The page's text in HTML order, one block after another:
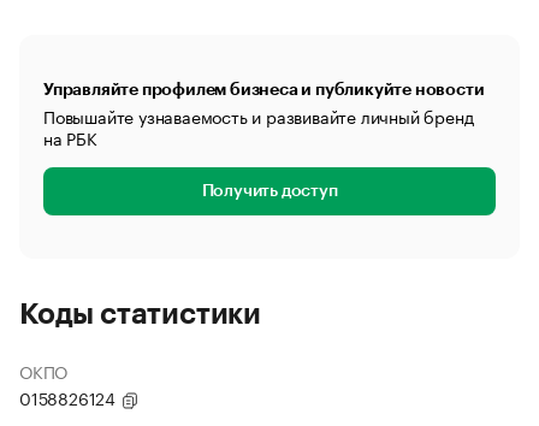
Управляйте профилем бизнеса и публикуйте новости
Повышайте узнаваемость и развивайте личный бренд
на РБК
Получить доступ
Коды статистики
ОКПО
0158826124